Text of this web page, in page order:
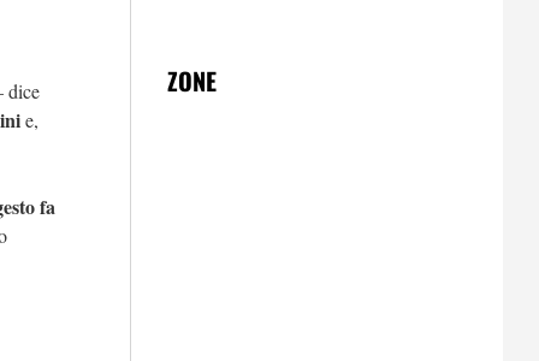
dice
e,
fa
ZONE